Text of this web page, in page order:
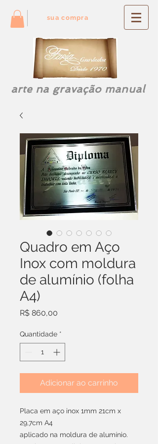
sua compra
arte na gravação manual
Quadro em Aço
Inox com moldura
de alumínio (folha
A4)
R$ 860,00
Quantidade *
Adicionar ao carrinho
Placa em aço inox 1mm 21cm x
29,7cm A4
aplicado na moldura de alumínio.